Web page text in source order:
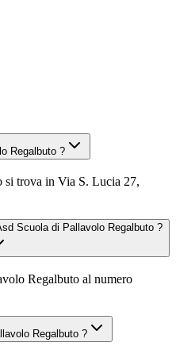
Regalbuto ?
si trova in Via S. Lucia 27,
Scuola di Pallavolo Regalbuto ?
Regalbuto al numero
Regalbuto ?